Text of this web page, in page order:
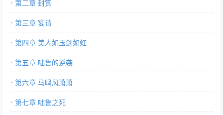
第二章 封赏
第三章 宴请
第四章 美人如玉剑如虹
第五章 咄鲁的逆袭
第六章 马鸣风萧萧
第七章 咄鲁之死